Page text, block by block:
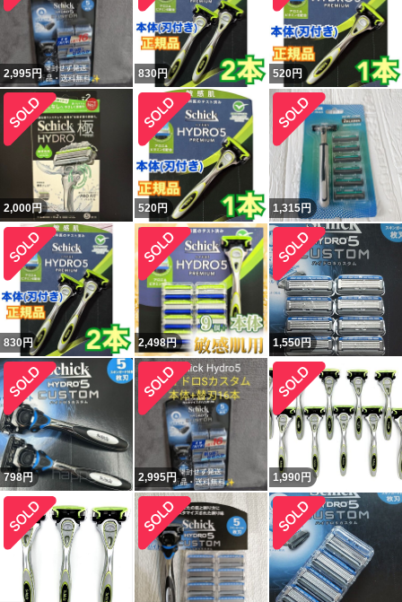
2,995円 830円 520円
2,000円 520円 1,315円
830円 2,498円 1,550円
798円 2,995円 1,990 円